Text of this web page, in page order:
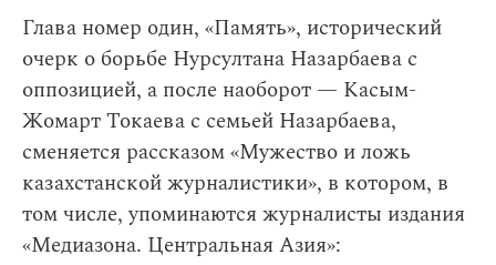
Глава номер один, «Память», исторический
очерк о борьбе Нурсултана Назарбаева с
оппозицией, а после наоборот — Касым-
Жомарт Токаева с семьей Назарбаева,
сменяется рассказом «Мужество и ложь
казахстанской журналистики», в котором, в
том числе, упоминаются журналисты издания
«Медиазона. Центральная Азия»: